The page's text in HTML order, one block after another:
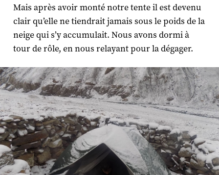
Mais après avoir monté notre tente il est devenu
clair qu’elle ne tiendrait jamais sous le poids de la
neige qui s’y accumulait. Nous avons dormi à
tour de rôle, en nous relayant pour la dégager.